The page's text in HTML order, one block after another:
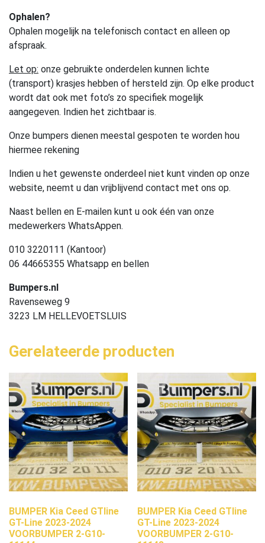
Ophalen?
Ophalen mogelijk na telefonisch contact en alleen op
afspraak.
Let op: onze gebruikte onderdelen kunnen lichte
(transport) krasjes hebben of hersteld zijn. Op elke product
wordt dat ook met foto’s zo specifiek mogelijk
aangegeven. Indien het zichtbaar is.
Onze bumpers dienen meestal gespoten te worden hou
hiermee rekening
Indien u het gewenste onderdeel niet kunt vinden op onze
website, neemt u dan vrijblijvend contact met ons op.
Naast bellen en E-mailen kunt u ook één van onze
medewerkers WhatsAppen.
010 3220111 (Kantoor)
06 44665355 Whatsapp en bellen
Bumpers.nl
Ravenseweg 9
3223 LM HELLEVOETSLUIS
Gerelateerde producten
BUMPER Kia Ceed GTline
GT-Line 2023-2024
VOORBUMPER 2-G10-
BUMPER Kia Ceed GTline
GT-Line 2023-2024
VOORBUMPER 2-G10-